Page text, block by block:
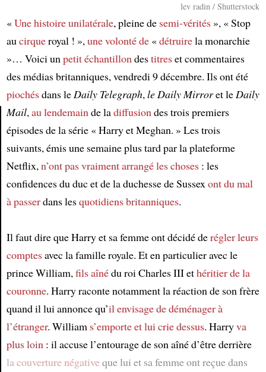
lev radin / Shutterstock
«Une histoire unilatérale, pleine de semi-vérités», « Stop
aucirqueroyal ! »,une volonté de«détruirela monarchie
»… Voici unpetit échantillondestitreset commentaires
des médias britanniques, vendredi 9 décembre. Ils ont été
piochésdans leDaily Telegraph,le Daily Mirroret leDaily
Mail,au lendemainde ladiffusiondes trois premiers
épisodes de la série « Harry et Meghan. » Les trois
suivants, émis une semaine plus tard par la plateforme
Netflix,n’ont pas vraiment arrangé les choses: les
confidences du duc et de la duchesse de Sussexont du mal
à passerdans lesquotidiens britanniques.
Il faut dire que Harry et sa femme ont décidé derégler leurs
comptesavec la famille royale. Et en particulier avec le
prince William,fils aînédu roi Charles III ethéritier de la
couronne. Harry raconte notamment la réaction de son frère
quand il lui annonce qu’il envisagede déménagerà
l’étranger. William s’emporteet lui crie dessus. Harryva
plus loin: il accuse l’entourage de son aîné d’être derrière
la couverture négativeque lui et sa femme ont reçue dans